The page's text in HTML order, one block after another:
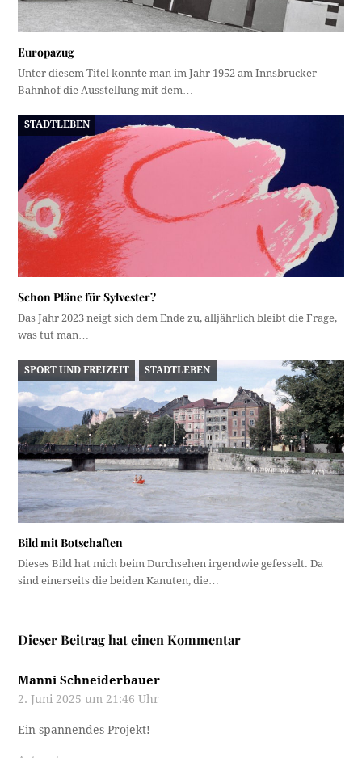
Europazug
Unter diesem Titel konnte man im Jahr 1952 am Innsbrucker
Bahnhof die Ausstellung mit dem…
STADTLEBEN
Schon Pläne für Sylvester?
Das Jahr 2023 neigt sich dem Ende zu, alljährlich bleibt die Frage,
was tut man…
SPORT UND FREIZEIT STADTLEBEN
Bild mit Botschaften
Dieses Bild hat mich beim Durchsehen irgendwie gefesselt. Da
sind einerseits die beiden Kanuten, die…
Dieser Beitrag hat einen Kommentar
Manni Schneiderbauer
2. Juni 2025 um 21:46 Uhr
Ein spannendes Projekt!